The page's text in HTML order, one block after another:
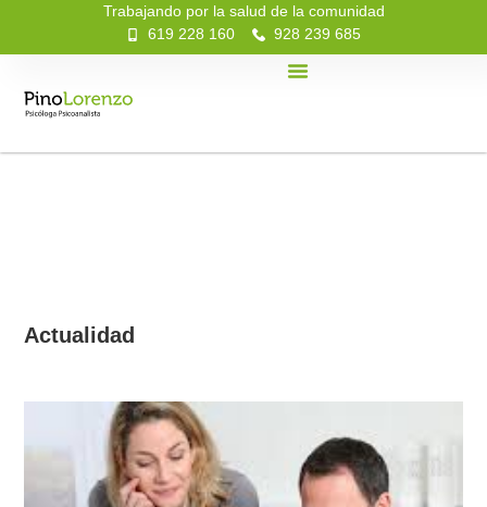
Trabajando por la salud de la comunidad
619 228 160
928 239 685
Actualidad